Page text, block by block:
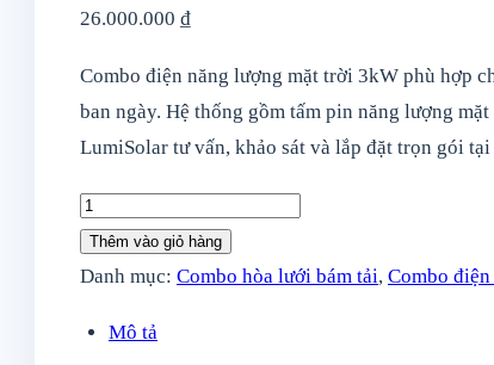
26.000.000 ₫
Combo điện năng lượng mặt trời 3kW phù hợp
ban ngày. Hệ thống gồm tấm pin năng lượng
LumiSolar tư vấn, khảo sát và lắp đặt trọn gói tại
Combo
Điện
Năng
Mặt
Thêm vào giỏ hàng
Danh mục: Combo hòa lưới bám tải, Combo
Mô tả